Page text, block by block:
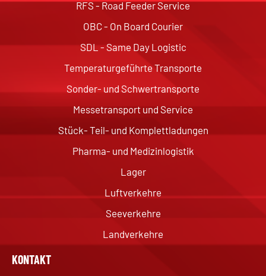
RFS - Road Feeder Service
OBC - On Board Courier
SDL - Same Day Logistic
Temperaturgeführte Transporte
Sonder- und Schwertransporte
Messetransport und Service
Stück- Teil- und Komplettladungen
Pharma- und Medizinlogistik
Lager
Luftverkehre
Seeverkehre
Landverkehre
KONTAKT